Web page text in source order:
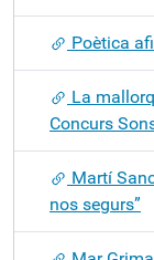
Poètica
La
Concurs
Martí
nos segurs”